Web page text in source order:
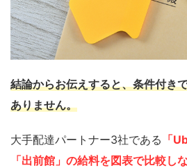
結論からお伝えすると、条件付き
ありません。
大手配達パートナー3社である 「
「出前館」の給料を図表で比較し